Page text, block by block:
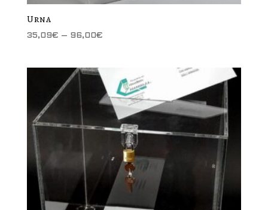
Urna
35,09€ – 96,00€Price
through
96,00€